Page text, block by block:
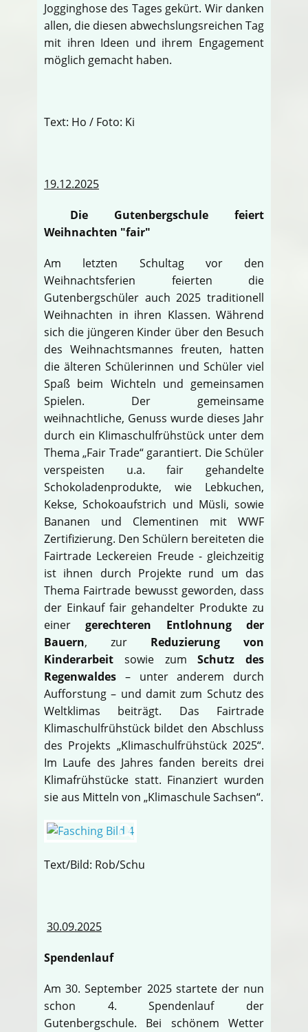
Jogginghose des Tages gekürt. Wir danken
allen, die diesen abwechslungsreichen Tag
mit ihren Ideen und ihrem Engagement
möglich gemacht haben.
Text: Ho / Foto: Ki
19.12.2025
Die Gutenbergschule feiert
Weihnachten "fair"
Am letzten Schultag vor den
Weihnachtsferien feierten die
Gutenbergschüler auch 2025 traditionell
Weihnachten in ihren Klassen. Während
sich die jüngeren Kinder über den Besuch
des Weihnachtsmannes freuten, hatten
die älteren Schülerinnen und Schüler viel
Spaß beim Wichteln und gemeinsamen
Spielen. Der gemeinsame
weihnachtliche, Genuss wurde dieses Jahr
durch ein Klimaschulfrühstück unter dem
Thema „Fair Trade“ garantiert. Die Schüler
verspeisten u.a. fair gehandelte
Schokoladenprodukte, wie Lebkuchen,
Kekse, Schokoaufstrich und Müsli, sowie
Bananen und Clementinen mit WWF
Zertifizierung. Den Schülern bereiteten die
Fairtrade Leckereien Freude - gleichzeitig
ist ihnen durch Projekte rund um das
Thema Fairtrade bewusst geworden, dass
der Einkauf fair gehandelter Produkte zu
einergerechteren Entlohnung der
Bauern, zur Reduzierung von
Kinderarbeit sowie zumSchutz des
Regenwaldes – unter anderem durch
Aufforstung – und damit zum Schutz des
Weltklimas beiträgt. Das Fairtrade
Klimaschulfrühstück bildet den Abschluss
des Projekts „Klimaschulfrühstück 2025“.
Im Laufe des Jahres fanden bereits drei
Klimafrühstücke statt. Finanziert wurden
sie aus Mitteln von „Klimaschule Sachsen“.
Text/Bild: Rob/Schu
30.09.2025
Spendenlauf
Am 30. September 2025 startete der nun
schon 4. Spendenlauf der
Gutenbergschule. Bei schönem Wetter